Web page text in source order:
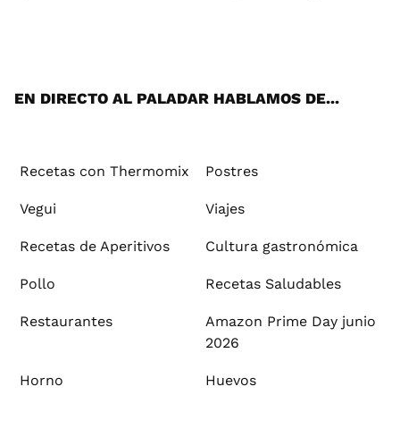
EN DIRECTO AL PALADAR HABLAMOS DE...
Recetas con Thermomix Postres
Vegui Viajes
Recetas de Aperitivos Cultura gastronómica
Pollo Recetas Saludables
Restaurantes
Amazon Prime Day junio
2026
Horno Huevos